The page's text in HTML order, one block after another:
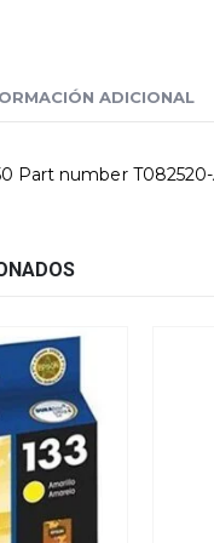
ADICIONAL
Part number